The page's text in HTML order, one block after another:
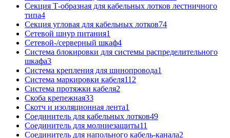
Секция Т-образная для кабельных лотков лестничного
типа4
Секция угловая для кабельных лотков74
Сетевой шнур питания1
Сетевой-/серверный шкаф4
Система блокировки для системы распределительного
шкафа3
Система крепления для шинопровода1
Система маркировки кабеля112
Система протяжки кабеля2
Скоба крепежная33
Скотч и изоляционная лента1
Соединитель для кабельных лотков49
Соединитель для молниезащиты11
Соединитель для напольного кабель-канала2